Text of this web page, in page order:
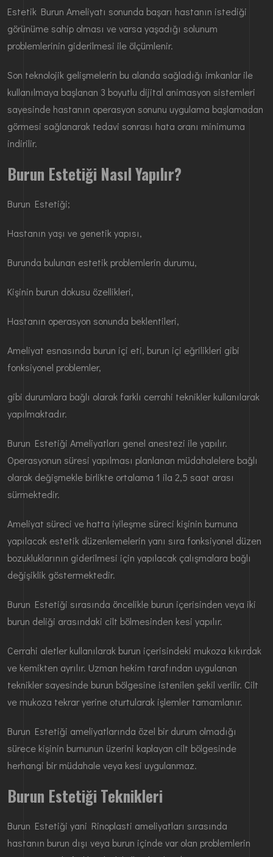
Estetik Burun Ameliyatı sonunda başarı hastanın istediği
görünüme sahip olması ve varsa yaşadığı solunum
problemlerinin giderilmesi ile ölçümlenir.
Son teknolojik gelişmelerin bu alanda sağladığı imkanlar ile
kullanılmaya başlanan 3 boyutlu dijital animasyon sistemleri
sayesinde hastanın operasyon sonunu uygulama başlamadan
görmesi sağlanarak tedavi sonrası hata oranı minimuma
indirilir.
Burun Estetiği Nasıl Yapılır?
Burun Estetiği;
Hastanın yaşı ve genetik yapısı,
Burunda bulunan estetik problemlerin durumu,
Kişinin burun dokusu özellikleri,
Hastanın operasyon sonunda beklentileri,
Ameliyat esnasında burun içi eti, burun içi eğrilikleri gibi
fonksiyonel problemler,
gibi durumlara bağlı olarak farklı cerrahi teknikler kullanılarak
yapılmaktadır.
Burun Estetiği Ameliyatları genel anestezi ile yapılır.
Operasyonun süresi yapılması planlanan müdahalelere bağlı
olarak değişmekle birlikte ortalama 1 ila 2,5 saat arası
sürmektedir.
Ameliyat süreci ve hatta iyileşme süreci kişinin burnuna
yapılacak estetik düzenlemelerin yanı sıra fonksiyonel düzen
bozukluklarının giderilmesi için yapılacak çalışmalara bağlı
değişiklik göstermektedir.
Burun Estetiği sırasında öncelikle burun içerisinden veya iki
burun deliği arasındaki cilt bölmesinden kesi yapılır.
Cerrahi aletler kullanılarak burun içerisindeki mukoza kıkırdak
ve kemikten ayrılır. Uzman hekim tarafından uygulanan
teknikler sayesinde burun bölgesine istenilen şekil verilir. Cilt
ve mukoza tekrar yerine oturtularak işlemler tamamlanır.
Burun Estetiği ameliyatlarında özel bir durum olmadığı
sürece kişinin burnunun üzerini kaplayan cilt bölgesinde
herhangi bir müdahale veya kesi uygulanmaz.
Burun Estetiği Teknikleri
Burun Estetiği yani Rinoplasti ameliyatları sırasında
hastanın burun dışı veya burun içinde var olan problemlerin